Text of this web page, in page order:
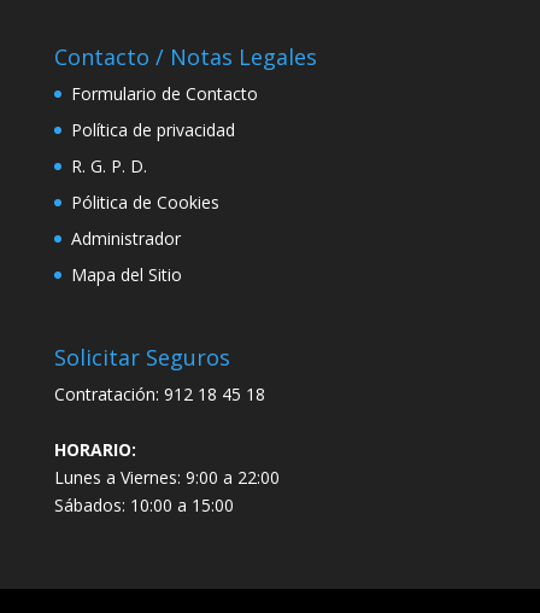
Contacto / Notas Legales
Formulario de Contacto
Política de privacidad
R. G. P. D.
Pólitica de Cookies
Administrador
Mapa del Sitio
Solicitar Seguros
Contratación: 912 18 45 18
HORARIO:
Lunes a Viernes: 9:00 a 22:00
Sábados: 10:00 a 15:00